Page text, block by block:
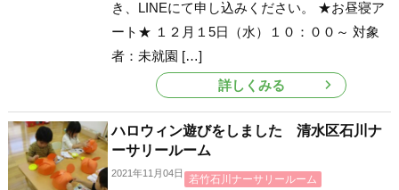
き、LINEにて申し込みください。 ★お昼寝ア
ート★ １２月１5日（水）１０：００～ 対象
者：未就園 […]
詳しくみる
ハロウィン遊びをしました 清水区石川ナ
ーサリールーム
2021年11月04日 若竹石川ナーサリールーム